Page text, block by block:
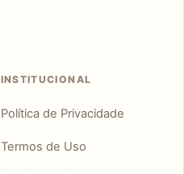
INSTITUCIONAL
Política de Privacidade
Termos de Uso